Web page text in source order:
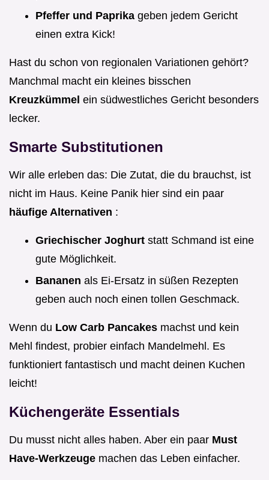
Pfeffer und Paprika geben jedem Gericht
einen extra Kick!
Hast du schon von regionalen Variationen gehört?
Manchmal macht ein kleines bisschen
Kreuzkümmel ein südwestliches Gericht besonders
lecker.
Smarte Substitutionen
Wir alle erleben das: Die Zutat, die du brauchst, ist
nicht im Haus. Keine Panik hier sind ein paar
häufige Alternativen :
Griechischer Joghurt statt Schmand ist eine
gute Möglichkeit.
Bananen als Ei-Ersatz in süßen Rezepten
geben auch noch einen tollen Geschmack.
Wenn du Low Carb Pancakes machst und kein
Mehl findest, probier einfach Mandelmehl. Es
funktioniert fantastisch und macht deinen Kuchen
leicht!
Küchengeräte Essentials
Du musst nicht alles haben. Aber ein paar Must
Have-Werkzeuge machen das Leben einfacher.